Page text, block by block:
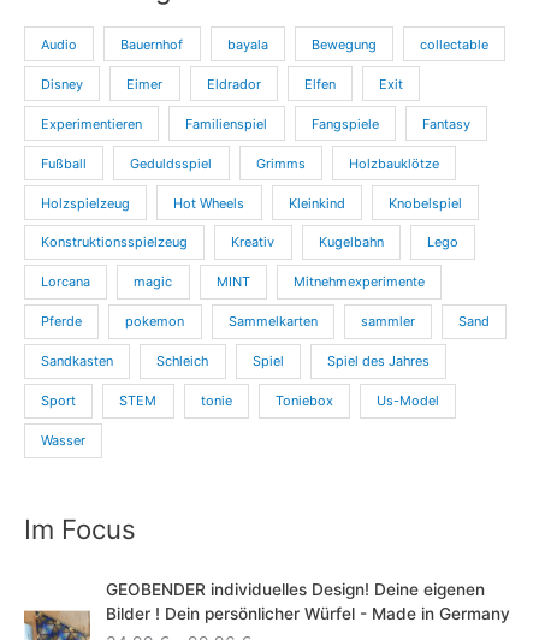
Audio Bauernhof bayala Bewegung collectable
Disney Eimer Eldrador Elfen Exit
Experimentieren Familienspiel Fangspiele Fantasy
Fußball Geduldsspiel Grimms Holzbauklötze
Holzspielzeug Hot Wheels Kleinkind Knobelspiel
Konstruktionsspielzeug Kreativ Kugelbahn Lego
Lorcana magic MINT Mitnehmexperimente
Pferde pokemon Sammelkarten sammler Sand
Sandkasten Schleich Spiel Spiel des Jahres
Sport STEM tonie Toniebox Us-Model
Wasser
Im Focus
GEOBENDER individuelles Design! Deine eigenen
Bilder ! Dein persönlicher Würfel - Made in Germany